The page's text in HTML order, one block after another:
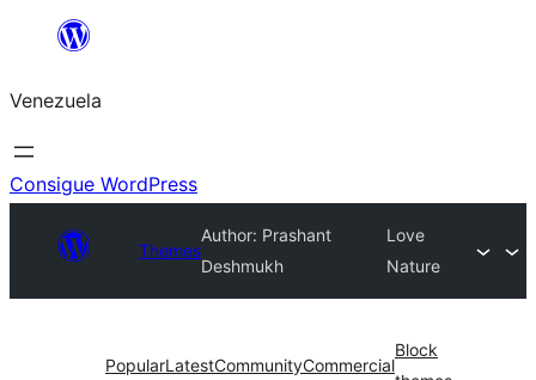
Saltar
contenido
Venezuela
Consigue WordPress
Themes
Author: Prashant
Deshmukh
Love
Nature
PopularLatestCommunityCommercial
Block